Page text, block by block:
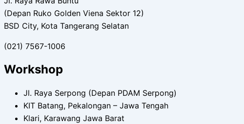
(Depan Ruko Golden Viena Sektor 12)
BSD City, Kota Tangerang Selatan
(021) 7567-1006
Workshop
Jl. Raya Serpong (Depan PDAM Serpong)
KIT Batang, Pekalongan – Jawa Tengah
Klari, Karawang Jawa Barat